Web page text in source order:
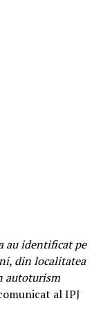
au identificat pe
din localitatea
autoturism
al IPJ